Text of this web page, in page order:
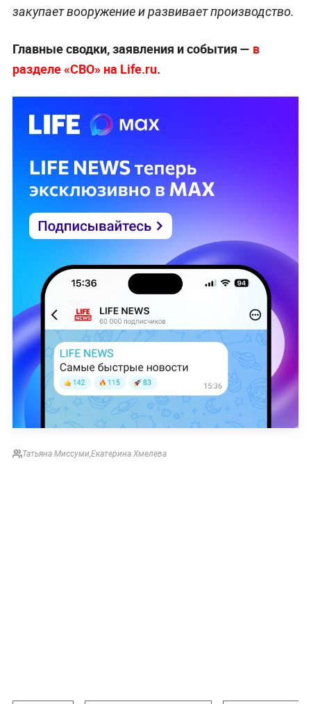
закупает вооружение и развивает производство.
Главные сводки, заявления и события — в
разделе «СВО» на Life.ru.
Татьяна Миссуми,Екатерина Хмелева